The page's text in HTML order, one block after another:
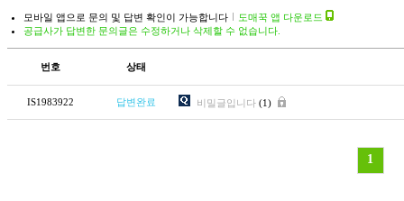
모바일 앱으로 문의 및 답변 확인이 가능합니다
도매꾹 앱 다운로드
공급사가 답변한 문의글은 수정하거나 삭제할 수 없습니다.
번호 상태
IS1983922 답변완료 비밀글입니다 (1)
1